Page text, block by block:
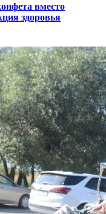
вместо
здоровья